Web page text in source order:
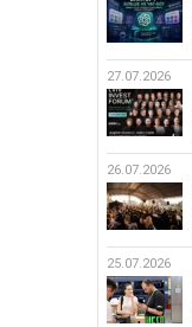
27.07.2026
26.07.2026
25.07.2026